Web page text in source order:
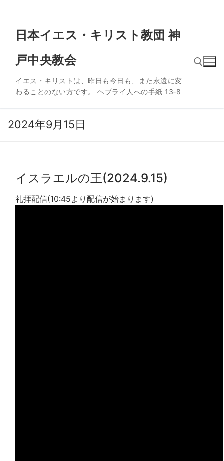
日本イエス・キリスト教団 神
戸中央教会
イエス・キリストは、昨日も今日も、また永遠に変
わることのない方です。 ヘブライ人への手紙 13‐8
2024年9月15日
イスラエルの王(2024.9.15)
礼拝配信(10:45より配信が始まります)